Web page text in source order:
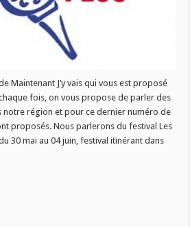
Maintenant J’y vais qui vous est proposé
fois, on vous propose de parler des
notre région et pour ce dernier numéro de
proposés. Nous parlerons du festival Les
30 mai au 04 juin, festival itinérant dans